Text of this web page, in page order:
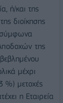
ή/και της
διοίκησης
σύμφωνα
της
μέχρι
%) μετοχές
η Εταιρεία